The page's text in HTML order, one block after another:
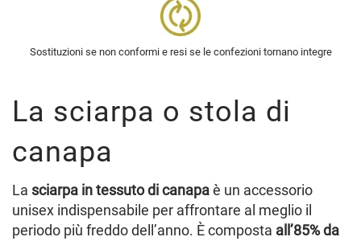
Sostituzioni se non conformi e resi se le confezioni tornano integre
La sciarpa o stola di
canapa
La sciarpa in tessuto di canapaè un accessorio
unisex indispensabile per affrontare al meglio il
periodo più freddo dell’anno. È composta all’85% da